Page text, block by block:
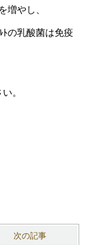
増やし、
ﾄの乳酸菌は免疫
。
次の記事